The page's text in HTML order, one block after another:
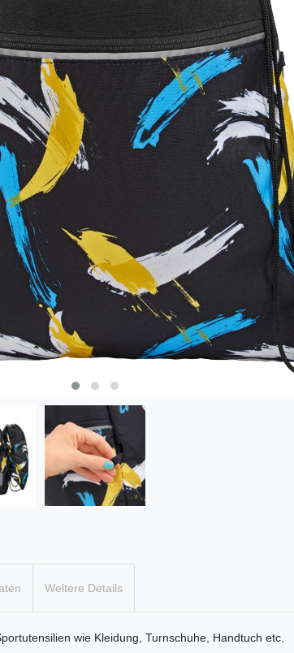
Weitere Details
wie Kleidung, Turnschuhe, Handtuch etc.